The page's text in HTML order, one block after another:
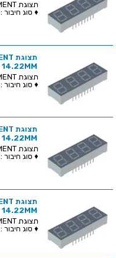
♦ סוג חיבור : COMMON ANODE ♦ עוצמת ...
14.22MM
♦ סוג חיבור : COMMON CATHODE ♦ עוצמ...
14.22MM
♦ סוג חיבור : COMMON ANODE ♦ עוצמת ...
14.22MM
♦ סוג חיבור : COMMON CATHODE ♦ עוצמ...